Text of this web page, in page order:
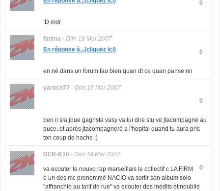
0
:D mdr
fatima- Dim 18 Mar 2007
0
En réponse à...(cliquez ici)
en né dans un forum fau bien quan dt ce quan panse nn
yarach77 - Dim 18 Mar 2007
0
ben il sla joue gagnsta vasy va lui dire stu ve jtacompagne au
puce..et après jtacompagneré a l'hopital quand tu aura pris
ton coup de hache :)
DER-K10 - Dim 18 Mar 2007
0
va ecouter le nouvo rap marseillais le collectif c LA FIRM
é un des mc prenommé NACIO va sortir son album solo
"affranchie au tarif de rue" va ecouter des inédits ét noublie